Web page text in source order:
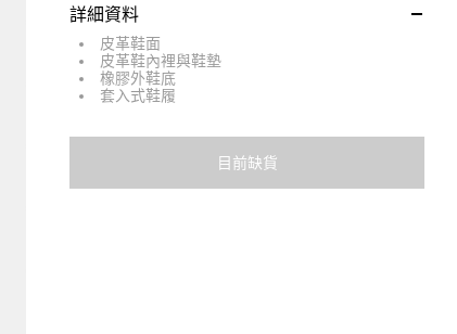
詳細資料
皮革鞋面
皮革鞋內裡與鞋墊
橡膠外鞋底
套入式鞋履
目前缺貨